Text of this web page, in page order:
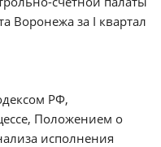
Воронежа за I квартал
РФ,
Положением о
исполнения